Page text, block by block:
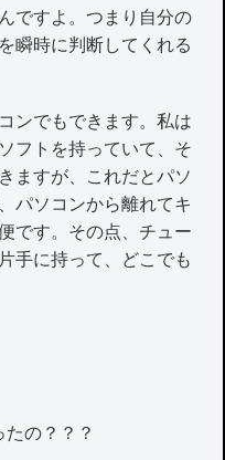
ですよ。つまり自分の
瞬時に判断してくれる
ンでもできます。私は
フトを持っていて、そ
ますが、これだとパソ
パソコンから離れてキ
です。その点、チュー
手に持って、どこでも
の？？？